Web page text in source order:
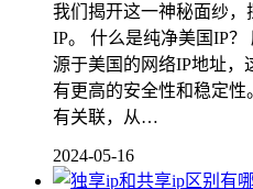
我们揭开这一神秘面纱，
IP。 什么是纯净美国IP
源于美国的网络IP地址，
有更高的安全性和稳定
有关联，从…
2024-05-16